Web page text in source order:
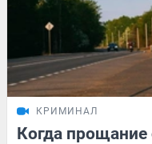
КРИМИНАЛ
Когда